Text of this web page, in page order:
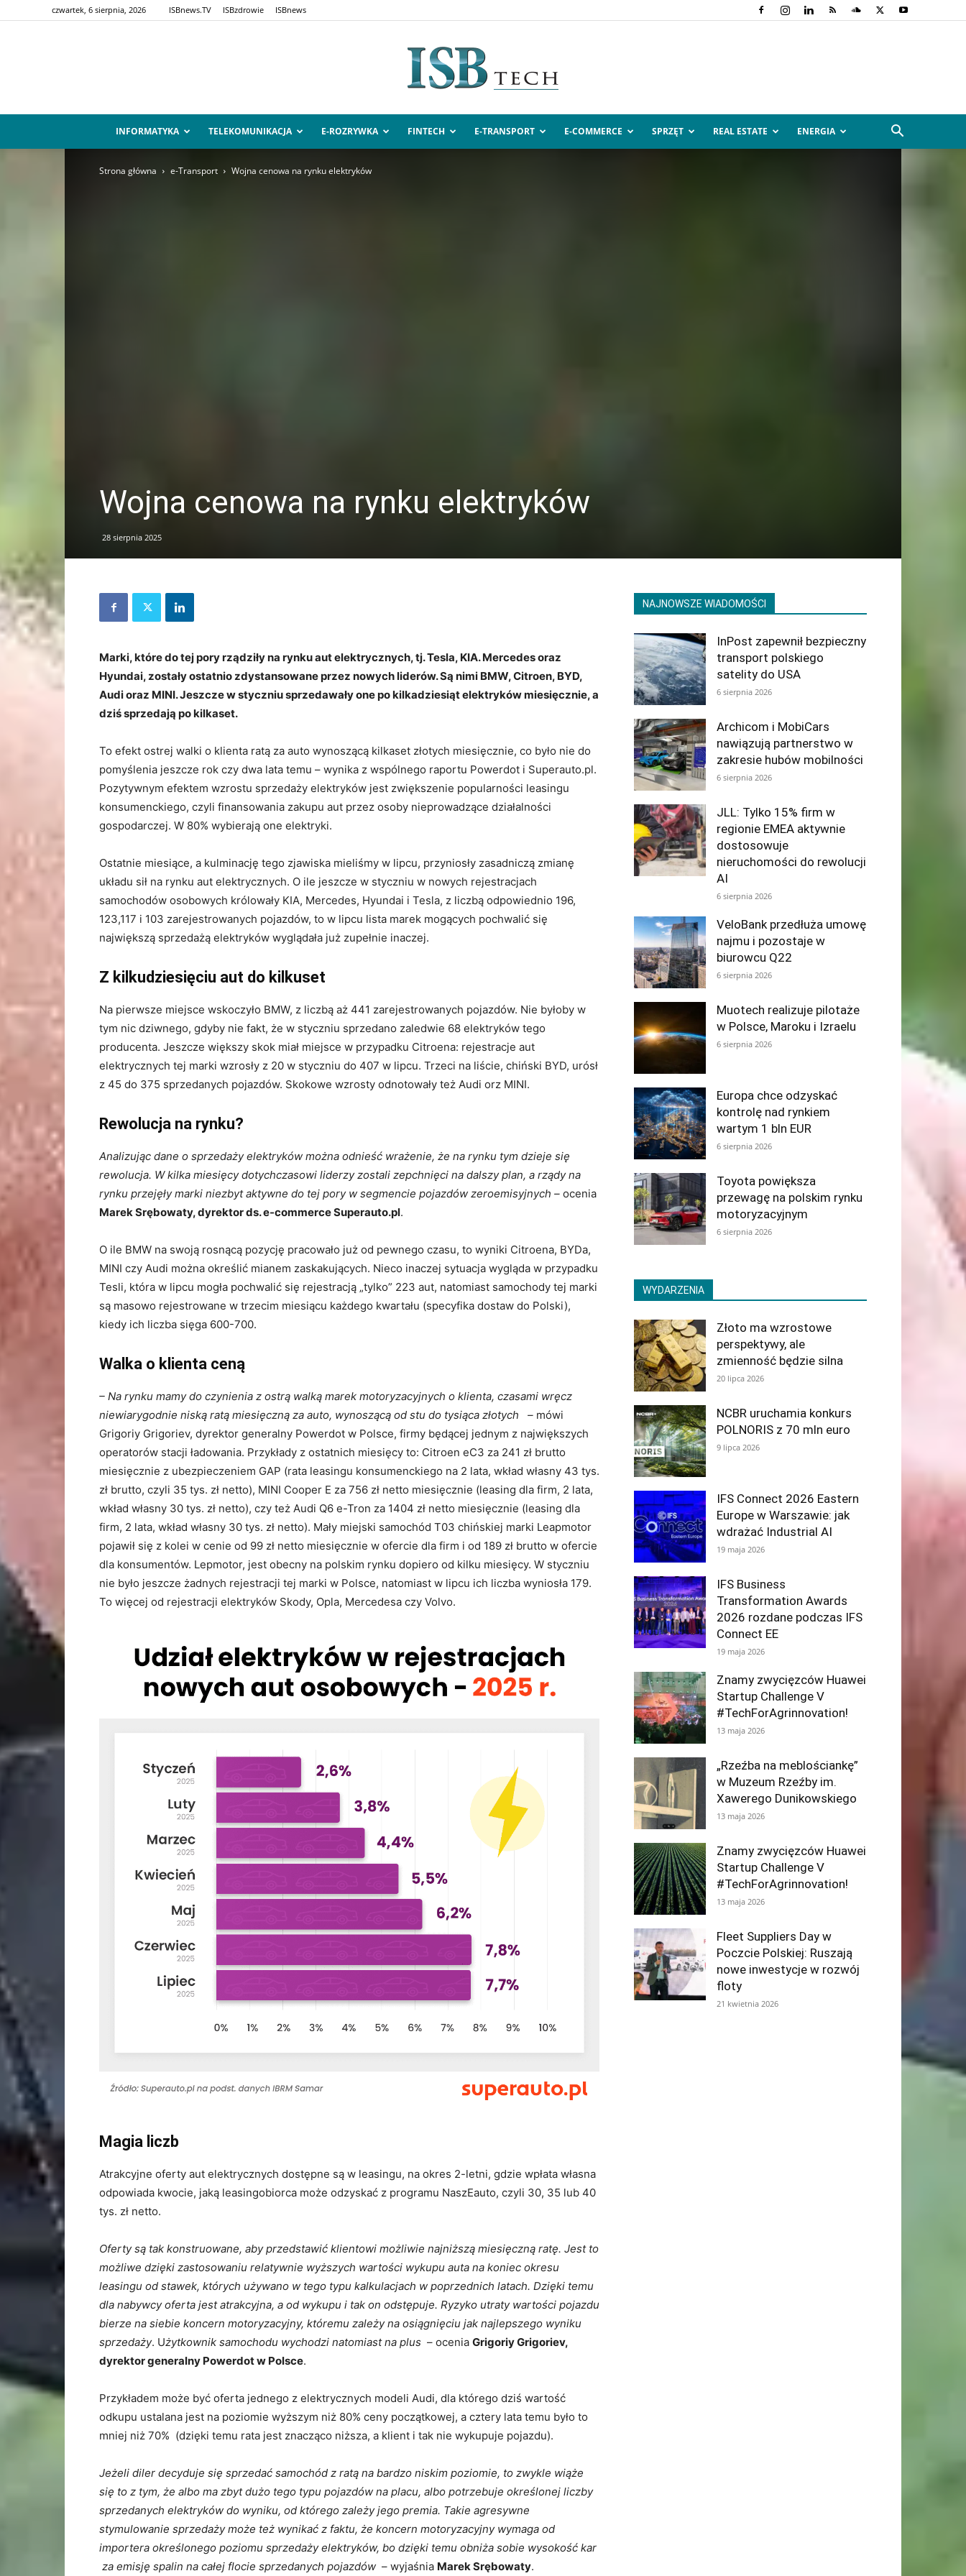
czwartek, 6 sierpnia, 2026 ISBnews.TV ISBzdrowie ISBnews
ISBtech.pl
INFORMATYKA TELEKOMUNIKACJA E-ROZRYWKA FINTECH E-TRANSPORT E-COMMERCE SPRZĘT REAL ESTATE ENERGIA
Strona główna e-Transport Wojna cenowa na rynku elektryków
Wojna cenowa na rynku elektryków
28 sierpnia 2025
Marki, które do tej pory rządziły na rynku aut elektrycznych, tj. Tesla, KIA. Mercedes oraz
Hyundai, zostały ostatnio zdystansowane przez nowych liderów.Są nimi BMW, Citroen, BYD,
Audi oraz MINI. Jeszcze w styczniu sprzedawały one po kilkadziesiąt elektryków miesięcznie, a
dziś sprzedają po kilkaset.
To efekt ostrej walki o klienta ratą za auto wynoszącą kilkaset złotych miesięcznie, co było nie do
pomyślenia jeszcze rok czy dwa lata temu – wynika z wspólnego raportu Powerdot i Superauto.pl.
Pozytywnym efektem wzrostu sprzedaży elektryków jest zwiększenie popularności leasingu
konsumenckiego, czyli finansowania zakupu aut przez osoby nieprowadzące działalności
gospodarczej. W 80% wybierają one elektryki.
Ostatnie miesiące, a kulminację tego zjawiska mieliśmy w lipcu, przyniosły zasadniczą zmianę
układu sił na rynku aut elektrycznych. O ile jeszcze w styczniu w nowych rejestracjach
samochodów osobowych królowały KIA, Mercedes, Hyundai i Tesla, z liczbą odpowiednio 196,
123,117 i 103 zarejestrowanych pojazdów, to w lipcu lista marek mogących pochwalić się
największą sprzedażą elektryków wyglądała już zupełnie inaczej.
Z kilkudziesięciu aut do kilkuset
Na pierwsze miejsce wskoczyło BMW, z liczbą aż 441 zarejestrowanych pojazdów. Nie byłoby w
tym nic dziwnego, gdyby nie fakt, że w styczniu sprzedano zaledwie 68 elektryków tego
producenta. Jeszcze większy skok miał miejsce w przypadku Citroena: rejestracje aut
elektrycznych tej marki wzrosły z 20 w styczniu do 407 w lipcu. Trzeci na liście, chiński BYD, urósł
z 45 do 375 sprzedanych pojazdów. Skokowe wzrosty odnotowały też Audi orz MINI.
Rewolucja na rynku?
Analizując dane o sprzedaży elektryków można odnieść wrażenie, że na rynku tym dzieje się
rewolucja. W kilka miesięcy dotychczasowi liderzy zostali zepchnięci na dalszy plan, a rządy na
rynku przejęły marki niezbyt aktywne do tej pory w segmencie pojazdów zeroemisyjnych – ocenia
Marek Srębowaty, dyrektor ds. e-commerce Superauto.pl.
O ile BMW na swoją rosnącą pozycję pracowało już od pewnego czasu, to wyniki Citroena, BYDa,
MINI czy Audi można określić mianem zaskakujących. Nieco inaczej sytuacja wygląda w przypadku
Tesli, która w lipcu mogła pochwalić się rejestracją „tylko” 223 aut, natomiast samochody tej marki
są masowo rejestrowane w trzecim miesiącu każdego kwartału (specyfika dostaw do Polski),
kiedy ich liczba sięga 600-700.
Walka o klienta ceną
– Na rynku mamy do czynienia z ostrą walką marek motoryzacyjnych o klienta, czasami wręcz
niewiarygodnie niską ratą miesięczną za auto, wynoszącą od stu do tysiąca złotych – mówi
Grigoriy Grigoriev, dyrektor generalny Powerdot w Polsce, firmy będącej jednym z największych
operatorów stacji ładowania. Przykłady z ostatnich miesięcy to: Citroen eC3 za 241 zł brutto
miesięcznie z ubezpieczeniem GAP (rata leasingu konsumenckiego na 2 lata, wkład własny 43 tys.
zł brutto, czyli 35 tys. zł netto), MINI Cooper E za 756 zł netto miesięcznie (leasing dla firm, 2 lata,
wkład własny 30 tys. zł netto), czy też Audi Q6 e-Tron za 1404 zł netto miesięcznie (leasing dla
firm, 2 lata, wkład własny 30 tys. zł netto). Mały miejski samochód T03 chińskiej marki Leapmotor
pojawił się z kolei w cenie od 99 zł netto miesięcznie w ofercie dla firm i od 189 zł brutto w ofercie
dla konsumentów. Lepmotor, jest obecny na polskim rynku dopiero od kilku miesięcy. W styczniu
nie było jeszcze żadnych rejestracji tej marki w Polsce, natomiast w lipcu ich liczba wyniosła 179.
To więcej od rejestracji elektryków Skody, Opla, Mercedesa czy Volvo.
Magia liczb
Atrakcyjne oferty aut elektrycznych dostępne są w leasingu, na okres 2-letni, gdzie wpłata własna
odpowiada kwocie, jaką leasingobiorca może odzyskać z programu NaszEauto, czyli 30, 35 lub 40
tys. zł netto.
Oferty są tak konstruowane, aby przedstawić klientowi możliwie najniższą miesięczną ratę. Jest to
możliwe dzięki zastosowaniu relatywnie wyższych wartości wykupu auta na koniec okresu
leasingu od stawek, których używano w tego typu kalkulacjach w poprzednich latach. Dzięki temu
dla nabywcy oferta jest atrakcyjna, a od wykupu i tak on odstępuje. Ryzyko utraty wartości pojazdu
bierze na siebie koncern motoryzacyjny, któremu zależy na osiągnięciu jak najlepszego wyniku
sprzedaży. Użytkownik samochodu wychodzi natomiast na plus – ocenia Grigoriy Grigoriev,
dyrektor generalny Powerdot w Polsce.
Przykładem może być oferta jednego z elektrycznych modeli Audi, dla którego dziś wartość
odkupu ustalana jest na poziomie wyższym niż 80% ceny początkowej, a cztery lata temu było to
mniej niż 70% (dzięki temu rata jest znacząco niższa, a klient i tak nie wykupuje pojazdu).
Jeżeli diler decyduje się sprzedać samochód z ratą na bardzo niskim poziomie, to zwykle wiąże
się to z tym, że albo ma zbyt dużo tego typu pojazdów na placu, albo potrzebuje określonej liczby
sprzedanych elektryków do wyniku, od którego zależy jego premia. Takie agresywne
stymulowanie sprzedaży może też wynikać z faktu, że koncern motoryzacyjny wymaga od
importera określonego poziomu sprzedaży elektryków, bo dzięki temu obniża sobie wysokość kar
za emisję spalin na całej flocie sprzedanych pojazdów – wyjaśnia Marek Srębowaty.
NAJNOWSZE WIADOMOŚCI
InPost zapewnił bezpieczny
transport polskiego
satelity do USA
6 sierpnia 2026
Archicom i MobiCars
nawiązują partnerstwo w
zakresie hubów mobilności
6 sierpnia 2026
JLL: Tylko 15% firm w
regionie EMEA aktywnie
dostosowuje
nieruchomości do rewolucji
AI
6 sierpnia 2026
VeloBank przedłuża umowę
najmu i pozostaje w
biurowcu Q22
6 sierpnia 2026
Muotech realizuje pilotaże
w Polsce, Maroku i Izraelu
6 sierpnia 2026
Europa chce odzyskać
kontrolę nad rynkiem
wartym 1 bln EUR
6 sierpnia 2026
Toyota powiększa
przewagę na polskim rynku
motoryzacyjnym
6 sierpnia 2026
WYDARZENIA
Złoto ma wzrostowe
perspektywy, ale
zmienność będzie silna
20 lipca 2026
NCBR uruchamia konkurs
POLNORIS z 70 mln euro
9 lipca 2026
IFS Connect 2026 Eastern
Europe w Warszawie: jak
wdrażać Industrial AI
19 maja 2026
IFS Business
Transformation Awards
2026 rozdane podczas IFS
Connect EE
19 maja 2026
Znamy zwycięzców Huawei
Startup Challenge V
#TechForAgrinnovation!
13 maja 2026
„Rzeźba na meblościankę”
w Muzeum Rzeźby im.
Xawerego Dunikowskiego
13 maja 2026
Znamy zwycięzców Huawei
Startup Challenge V
#TechForAgrinnovation!
13 maja 2026
Fleet Suppliers Day w
Poczcie Polskiej: Ruszają
nowe inwestycje w rozwój
floty
21 kwietnia 2026